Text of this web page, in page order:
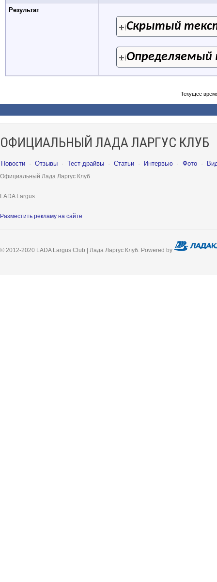
Результат
Скрытый
Определяемый
Текущее
ОФИЦИАЛЬНЫЙ ЛАДА ЛАРГУС КЛУБ
Новости · Отзывы · Тест-драйвы · Статьи · Интервью · Фото ·
Официальный Лада Ларгус Клуб
LADA Largus
Разместить рекламу на сайте
© 2012-2020 LADA Largus Club | Лада Ларгус Клуб. Powered by